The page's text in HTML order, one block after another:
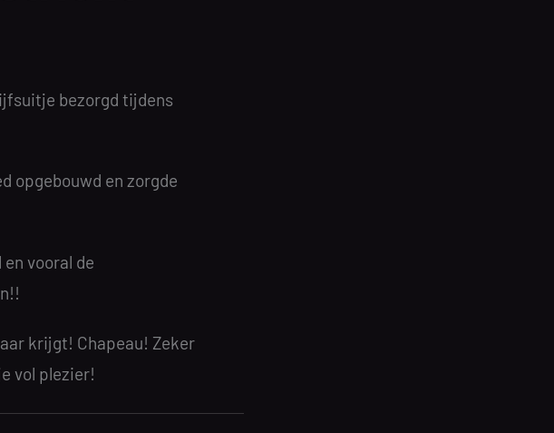
bezorgd tijdens
opgebouwd en zorgde
vooral de
krijgt! Chapeau! Zeker
vol plezier!